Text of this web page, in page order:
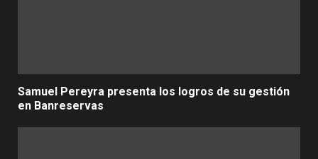
Samuel Pereyra presenta los logros de su gestión
en Banreservas